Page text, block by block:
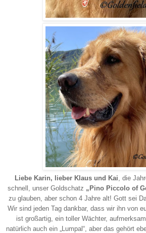
Liebe Karin, lieber Klaus und Kai die
schnell, unser Goldschatz „Pino Piccolo of
zu glauben, aber schon 4 Jahre alt! Gott sei
Wir sind jeden Tag dankbar, dass wir ihn von
ist großartig, ein toller Wächter,
natürlich auch ein „Lumpal“, aber das gehört